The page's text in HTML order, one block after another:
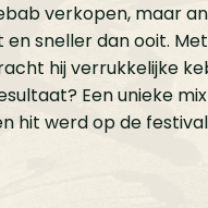
verkopen, maar
sneller dan ooit.
hij verrukkelijke
Een unieke
hit werd op de